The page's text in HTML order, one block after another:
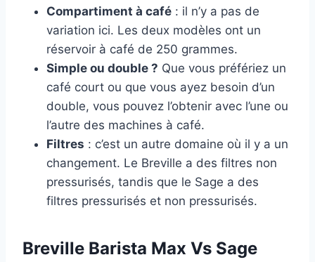
Compartiment à café : il n’y a pas de
variation ici. Les deux modèles ont un
réservoir à café de 250 grammes.
Simple ou double ? Que vous préfériez un
café court ou que vous ayez besoin d’un
double, vous pouvez l’obtenir avec l’une ou
l’autre des machines à café.
Filtres : c’est un autre domaine où il y a un
changement. Le Breville a des filtres non
pressurisés, tandis que le Sage a des
filtres pressurisés et non pressurisés.
Breville Barista Max Vs Sage